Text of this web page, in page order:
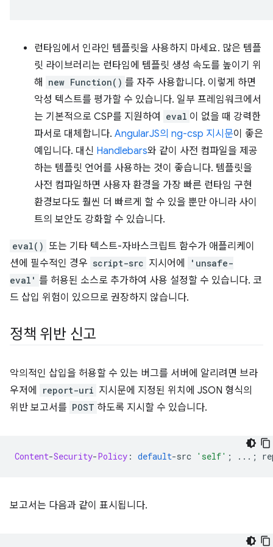
런타임에서 인라인 템플릿을 사용하지 마세요. 많은 템플
릿 라이브러리는 런타임에 템플릿 생성 속도를 높이기 위
해
new Function() 를 자주 사용합니다. 이렇게 하면
악성 텍스트를 평가할 수 있습니다. 일부 프레임워크에서
는 기본적으로 CSP를 지원하여
eval 이 없을 때 강력한
파서로 대체합니다. AngularJS의 ng-csp 지시문이 좋은
예입니다. 대신 Handlebars와 같이 사전 컴파일을 제공
하는 템플릿 언어를 사용하는 것이 좋습니다. 템플릿을
사전 컴파일하면 사용자 환경을 가장 빠른 런타임 구현
환경보다도 훨씬 더 빠르게 할 수 있을 뿐만 아니라 사이
트의 보안도 강화할 수 있습니다.
eval() 또는 기타 텍스트-자바스크립트 함수가 애플리케이
션에 필수적인 경우 script-src 지시어에
'unsafe-
eval' 를 허용된 소스로 추가하여 사용 설정할 수 있습니다. 코
드 삽입 위험이 있으므로 권장하지 않습니다.
정책 위반 신고
악의적인 삽입을 허용할 수 있는 버그를 서버에 알리려면 브라
우저에
report-uri 지시문에 지정된 위치에 JSON 형식의
위반 보고서를 POST 하도록 지시할 수 있습니다.
Content-Security-Policy : default-src 'self' ; ...;
보고서는 다음과 같이 표시됩니다.